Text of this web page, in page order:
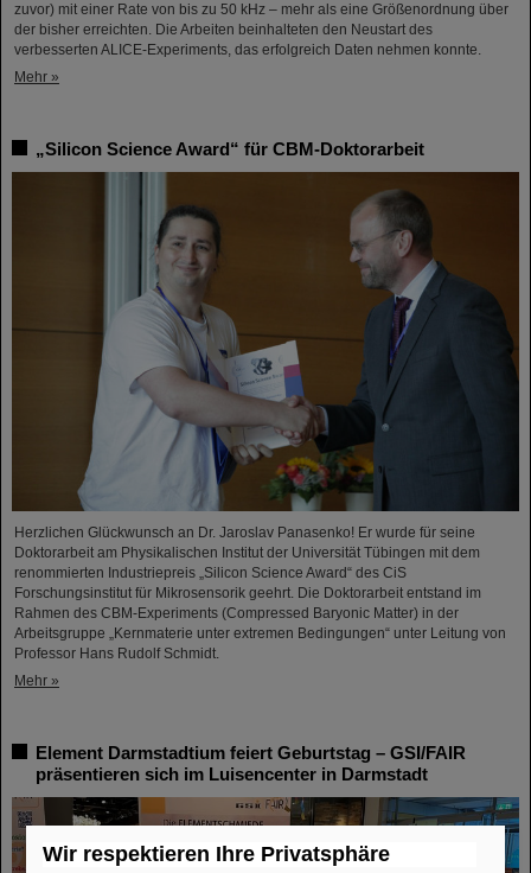
zuvor) mit einer Rate von bis zu 50 kHz – mehr als eine Größenordnung über
der bisher erreichten. Die Arbeiten beinhalteten den Neustart des
verbesserten ALICE-Experiments, das erfolgreich Daten nehmen konnte.
Mehr »
„Silicon Science Award“ für CBM-Doktorarbeit
Herzlichen Glückwunsch an Dr. Jaroslav Panasenko! Er wurde für seine
Doktorarbeit am Physikalischen Institut der Universität Tübingen mit dem
renommierten Industriepreis „Silicon Science Award“ des CiS
Forschungsinstitut für Mikrosensorik geehrt. Die Doktorarbeit entstand im
Rahmen des CBM-Experiments (Compressed Baryonic Matter) in der
Arbeitsgruppe „Kernmaterie unter extremen Bedingungen“ unter Leitung von
Professor Hans Rudolf Schmidt.
Mehr »
Element Darmstadtium feiert Geburtstag – GSI/FAIR
präsentieren sich im Luisencenter in Darmstadt
Wir respektieren Ihre Privatsphäre